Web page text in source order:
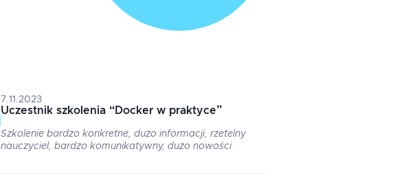
7.11.2023
Uczestnik szkolenia “Docker w praktyce”
Szkolenie bardzo konkretne, dużo informacji, rzetelny
nauczyciel, bardzo komunikatywny, dużo nowości